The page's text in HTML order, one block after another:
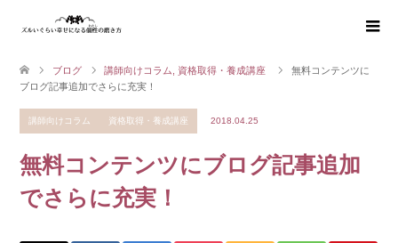
ブログ 講師向けコラム 資格取得・養成講座
無料コンテンツに
ブログ記事追加でさらに充実！
講師向けコラム 資格取得・養成講座 2018.04.25
無料コンテンツにブログ記事追加
でさらに充実！